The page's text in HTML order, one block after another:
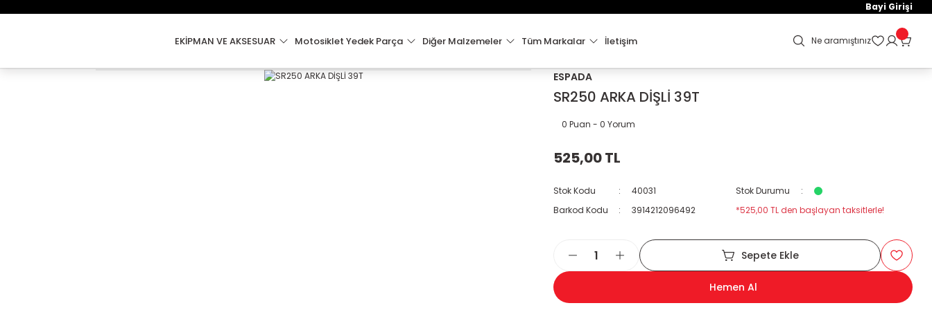
2000 TL VE ÜZERİ KARGO ÜCRETSİZ !
Bayi Girişi
EKİPMAN VE AKSESUAR Motosiklet Yedek Parça Diğer Malzemeler Tüm Markalar İletişim Ne aramıştınız
ESPADA
SR250 ARKA DİŞLİ 39T
0 Puan - 0 Yorum
525,00 TL
Stok Kodu 40031
Stok Durumu
Barkod Kodu
3914212096492 *525,00 TL den başlayan taksitlerle!
Sepete Ekle
Hemen Al